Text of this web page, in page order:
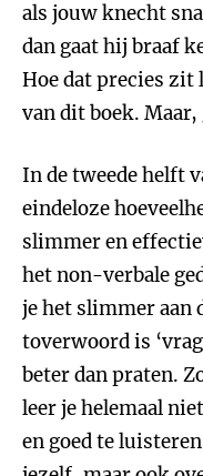
als jouw knecht
dan gaat hij braaf
Hoe dat precies zit
van dit boek.
In de tweede helft
eindeloze
slimmer en
het non-verbale
je het slimmer aan
toverwoord is
beter dan praten.
leer je helemaal
en goed te